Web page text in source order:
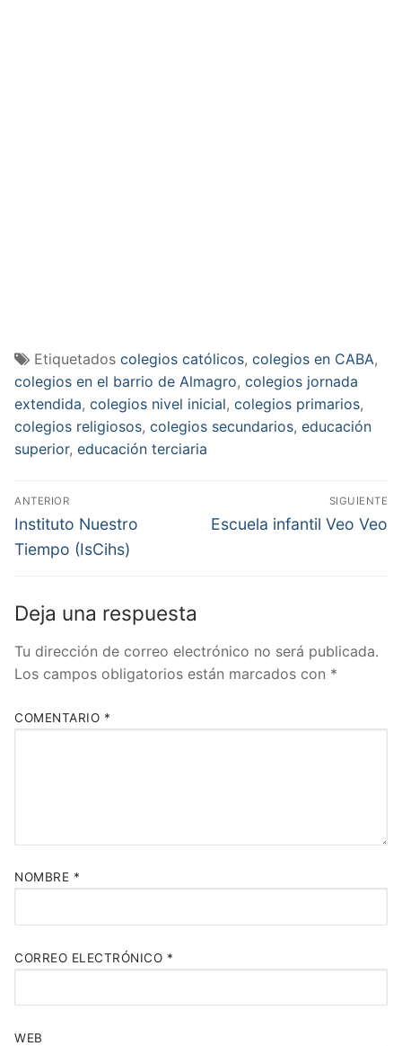
Etiquetados colegios católicos, colegios en CABA,
colegios en el barrio de Almagro, colegios jornada
extendida, colegios nivel inicial, colegios primarios,
colegios religiosos, colegios secundarios, educación
superior, educación terciaria
Navegación
de
entradas
ANTERIOR
Entrada
anterior:
Instituto Nuestro
Tiempo (IsCihs)
SIGUIENTE
Entrada
Escuela infantil Veo Veo
Deja una respuesta
Tu dirección de correo electrónico no será publicada.
Los campos obligatorios están marcados con *
COMENTARIO *
NOMBRE *
CORREO ELECTRÓNICO *
WEB